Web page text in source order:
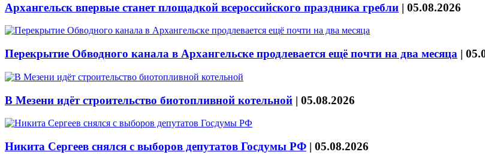
Архангельск впервые станет площадкой всероссийского праздника гребли | 05.08.2026
Перекрытие Обводного канала в Архангельске продлевается ещё почти на два месяца |
В Мезени идёт строительство биотопливной котельной | 05.08.2026
Никита Сергеев снялся с выборов депутатов Госдумы РФ | 05.08.2026